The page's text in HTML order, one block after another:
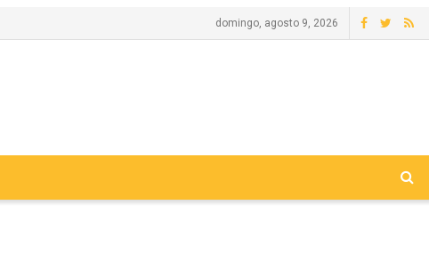
domingo, agosto 9, 2026